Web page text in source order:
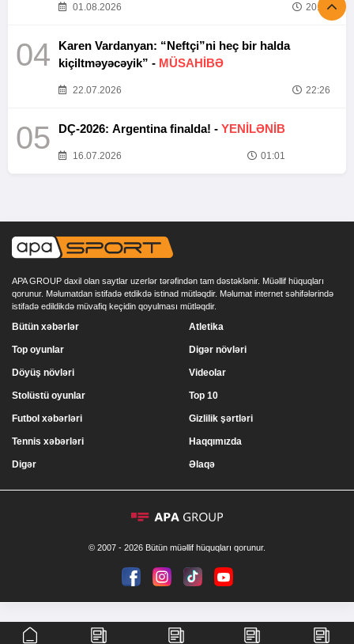
01.08.2026 20:52
04
Karen Vardanyan: “Neftçi”ni heç bir halda
kiçiltməyəcəyik” - MÜSAHİBƏ
22.07.2026 22:26
05 DÇ-2026: Argentina finalda! - YENİLƏNİB
16.07.2026 01:01
APA GROUP daxil olan saytlar uzerlər tərəfindən tam dəstəklənir. Müəllif hüquqları
qorunur. Məlumatdan istifadə etdikdə istinad mütləqdir. Məlumat internet səhifələrində
istifadə edildikdə müvafiq keçidin qoyulması mütləqdir.
Bütün xəbərlər
Top oyunlar
Döyüş növləri
Stolüstü oyunlar
Atletika
Digər növləri
Videolar
Top 10
Futbol xəbərləri
Tennis xəbərləri
Digər
Gizlilik şərtləri
Haqqımızda
Əlaqə
© 2007 - 2026 Bütün müəllif hüquqları qorunur.